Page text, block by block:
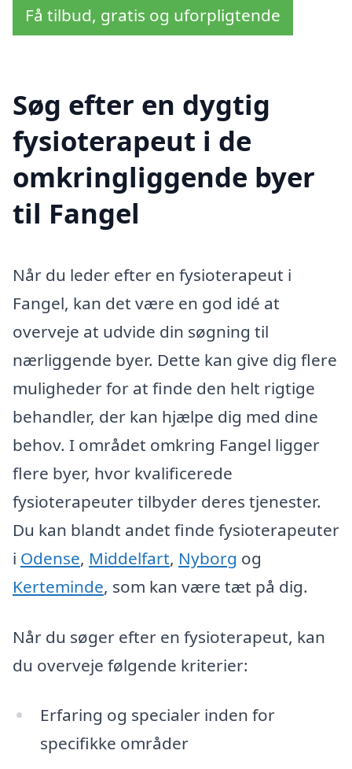
Få tilbud, gratis og uforpligtende
Søg efter en dygtig
fysioterapeut i de
omkringliggende byer
til Fangel
Når du leder efter en fysioterapeut i
Fangel, kan det være en god idé at
overveje at udvide din søgning til
nærliggende byer. Dette kan give dig flere
muligheder for at finde den helt rigtige
behandler, der kan hjælpe dig med dine
behov. I området omkring Fangel ligger
flere byer, hvor kvalificerede
fysioterapeuter tilbyder deres tjenester.
Du kan blandt andet finde fysioterapeuter
i Odense, Middelfart, Nyborg og
Kerteminde, som kan være tæt på dig.
Når du søger efter en fysioterapeut, kan
du overveje følgende kriterier:
Erfaring og specialer inden for
specifikke områder